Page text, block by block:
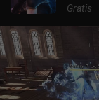
Gratis